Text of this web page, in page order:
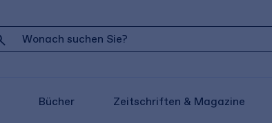
Bücher Zeitschriften & Magazine